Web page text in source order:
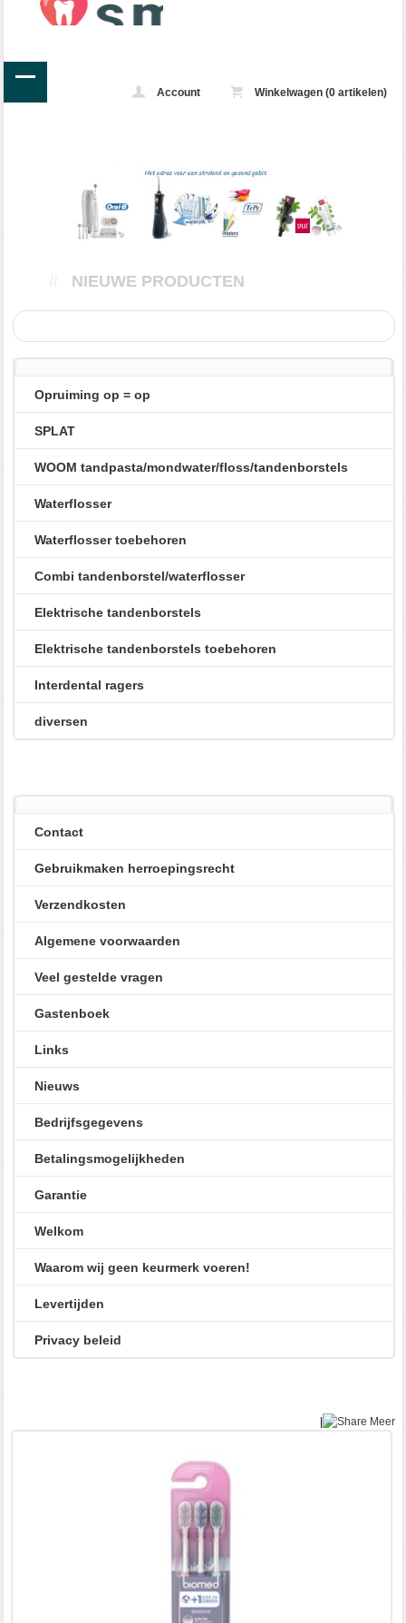
Account Winkelwagen (0 artikelen)
NIEUWE PRODUCTEN
Opruiming op = op
SPLAT
WOOM tandpasta/mondwater/floss/tandenborstels
Waterflosser
Waterflosser toebehoren
Combi tandenborstel/waterflosser
Elektrische tandenborstels
Elektrische tandenborstels toebehoren
Interdental ragers
diversen
Contact
Gebruikmaken herroepingsrecht
Verzendkosten
Algemene voorwaarden
Veel gestelde vragen
Gastenboek
Links
Nieuws
Bedrijfsgegevens
Betalingsmogelijkheden
Garantie
Welkom
Waarom wij geen keurmerk voeren!
Levertijden
Privacy beleid
| Meer